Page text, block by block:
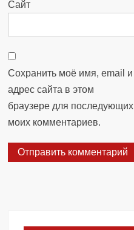
Сайт
Сохранить моё имя, email и
адрес сайта в этом
браузере для последующих
моих комментариев.